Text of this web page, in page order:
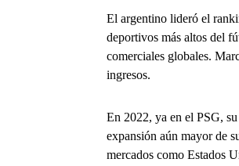
El argentino lideró el
deportivos más altos del
comerciales globales.
ingresos.
En 2022, ya en el PSG,
expansión aún mayor de
mercados como Estados